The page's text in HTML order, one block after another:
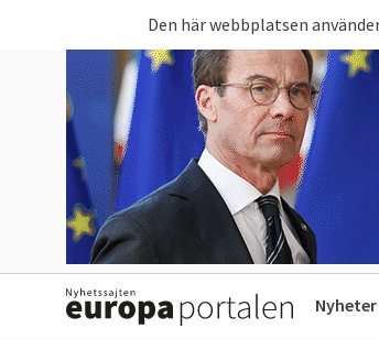
Den här webbplatsen
Nyheter